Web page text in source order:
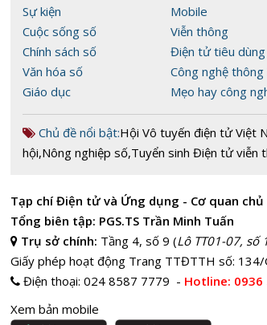
Sự kiện
Cuộc sống số
Chính sách số
Văn hóa số
Giáo dục
Mobile
Viễn thông
Điện tử tiêu dùng
Công nghệ thông
Mẹo hay công
Chủ đề nổi bật:Hội Vô tuyến điện tử Việt
hội,Nông nghiệp số,Tuyển sinh Điện tử viễn
Tạp chí Điện tử và Ứng dụng - Cơ quan
Tổng biên tập: PGS.TS Trần Minh Tuấn
Trụ sở chính: Tầng 4, số 9 (Lô TT01-07, số
Giấy phép hoạt động Trang TTĐTTH số:
Điện thoại: 024 8587 7779 - Hotline: 0936
Xem bản mobile